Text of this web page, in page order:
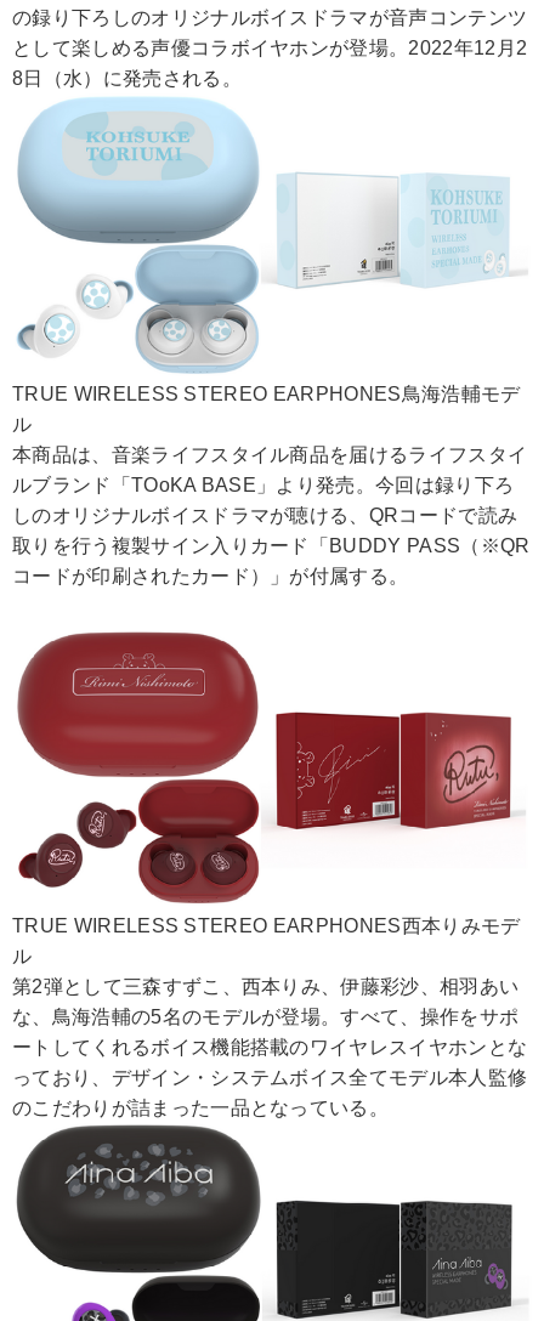
の録り下ろしのオリジナルボイスドラマが音声コンテンツ
として楽しめる声優コラボイヤホンが登場。2022年12月2
8日（水）に発売される。
TRUE WIRELESS STEREO EARPHONES鳥海浩輔モデ
ル
本商品は、音楽ライフスタイル商品を届けるライフスタイ
ルブランド「TOoKA BASE」より発売。今回は録り下ろ
しのオリジナルボイスドラマが聴ける、QRコードで読み
取りを行う複製サイン入りカード「BUDDY PASS（※QR
コードが印刷されたカード）」が付属する。
TRUE WIRELESS STEREO EARPHONES西本りみモデ
ル
第2弾として三森すずこ、西本りみ、伊藤彩沙、相羽あい
な、鳥海浩輔の5名のモデルが登場。すべて、操作をサポ
ートしてくれるボイス機能搭載のワイヤレスイヤホンとな
っており、デザイン・システムボイス全てモデル本人監修
のこだわりが詰まった一品となっている。